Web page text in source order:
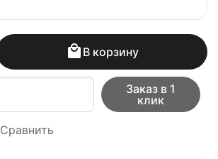
В корзину
Заказ в 1
клик
Сравнить